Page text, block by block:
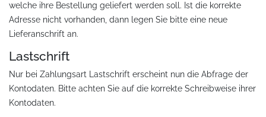
welche ihre Bestellung geliefert werden soll. Ist die korrekte
Adresse nicht vorhanden, dann legen Sie bitte eine neue
Lieferanschrift an.
Lastschrift
Nur bei Zahlungsart Lastschrift erscheint nun die Abfrage der
Kontodaten. Bitte achten Sie auf die korrekte Schreibweise ihrer
Kontodaten.